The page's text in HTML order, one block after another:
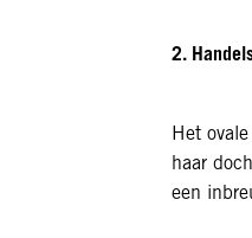
2.
Het
haar
een